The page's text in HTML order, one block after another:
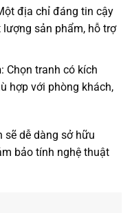
địa chỉ đáng tin cậy
sản phẩm, hỗ trợ
: Chọn tranh có kích
hợp với phòng khách,
sẽ dễ dàng sở hữu
bảo tính nghệ thuật